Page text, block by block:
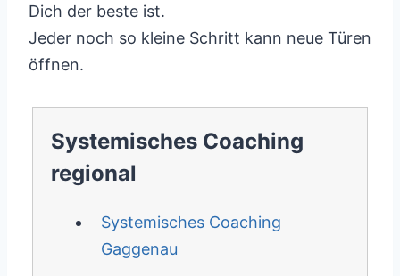
Dich der beste ist.
Jeder noch so kleine Schritt kann neue Türen
öffnen.
Systemisches Coaching
regional
Systemisches Coaching
Gaggenau